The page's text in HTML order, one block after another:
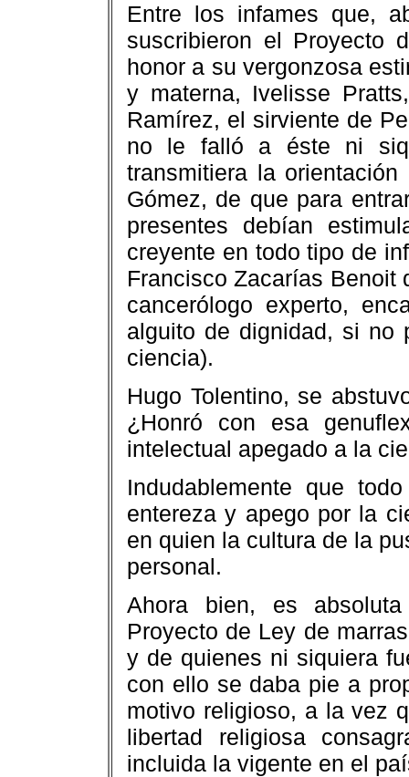
Entre los infames que,
suscribieron el Proyecto
honor a su vergonzosa
y materna, Ivelisse
Ramírez, el sirviente de
no le falló a éste ni
transmitiera la
Gómez, de que para
presentes debían
creyente en todo tipo de
Francisco Zacarías Benoit
cancerólogo experto,
alguito de dignidad, si no
ciencia).
Hugo Tolentino, se
¿Honró con esa
intelectual apegado a la
Indudablemente que
entereza y apego por la
en quien la cultura de la
personal.
Ahora bien, es
Proyecto de Ley de
y de quienes ni siquiera
con ello se daba pie a
motivo religioso, a la vez
libertad religiosa
incluida la vigente en el